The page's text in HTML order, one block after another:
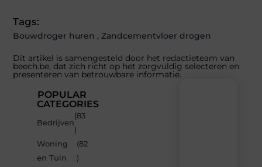
Tags:
Bouwdroger huren ,Zandcementvloer drogen
Dit artikel is samengesteld door het redactieteam van
beech.be, dat zich richt op het zorgvuldig selecteren en
presenteren van betrouwbare informatie.
POPULAR
CATEGORIES
Bedrijven
(83
)
Woning
en Tuin
(82
)